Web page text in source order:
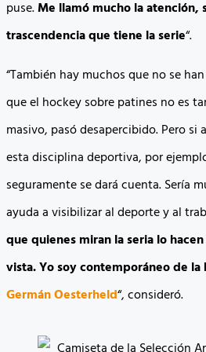
puse.Me llamó mucho la atención,
trascendencia que tiene la serie“.
“También hay muchos que no se
que el hockey sobre patines no es
masivo, pasó desapercibido. Pero si
esta disciplina deportiva, por
seguramente se dará cuenta. Sería
ayuda a visibilizar al deporte y al
que quienes miran la seria lo
vista. Yo soy contemporáneo de
Germán Oesterheld“, consideró.